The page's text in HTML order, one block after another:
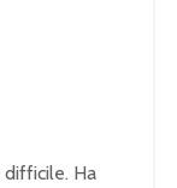
Ha